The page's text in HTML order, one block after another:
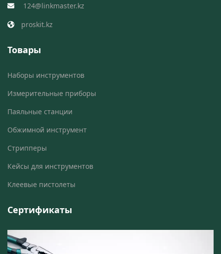
124@linkmaster.kz
proskit.kz
Товары
Наборы инструментов
Измерительные приборы
Паяльные станции
Обжимной инструмент
Стрипперы
Кейсы для инструментов
Клеевые пистолеты
Сертификаты